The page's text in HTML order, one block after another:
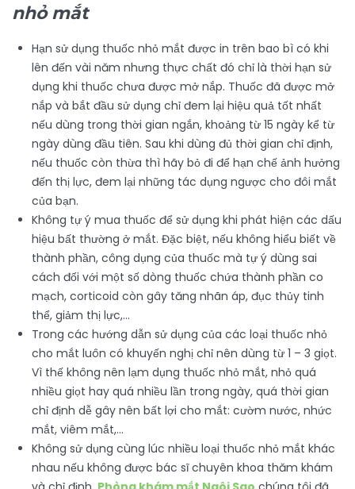
nhỏ mắt
Hạn sử dụng thuốc nhỏ mắt được in trên bao bì có khi
lên đến vài năm nhưng thực chất đó chỉ là thời hạn sử
dụng khi thuốc chưa được mở nắp. Thuốc đã được mở
nắp và bắt đầu sử dụng chỉ đem lại hiệu quả tốt nhất
nếu dùng trong thời gian ngắn, khoảng từ 15 ngày kể từ
ngày dùng đầu tiên. Sau khi dùng đủ thời gian chỉ định,
nếu thuốc còn thừa thì hãy bỏ đi để hạn chế ảnh hưởng
đến thị lực, đem lại những tác dụng ngược cho đôi mắt
của bạn.
Không tự ý mua thuốc để sử dụng khi phát hiện các dấu
hiệu bất thường ở mắt. Đặc biệt, nếu không hiểu biết về
thành phần, công dụng của thuốc mà tự ý dùng sai
cách đối với một số dòng thuốc chứa thành phần co
mạch, corticoid còn gây tăng nhãn áp, đục thủy tinh
thể, giảm thị lực,…
Trong các hướng dẫn sử dụng của các loại thuốc nhỏ
cho mắt luôn có khuyến nghị chỉ nên dùng từ 1 – 3 giọt.
Vì thế không nên lạm dụng thuốc nhỏ mắt, nhỏ quá
nhiều giọt hay quá nhiều lần trong ngày, quá thời gian
chỉ định dễ gây nên bất lợi cho mắt: cườm nước, nhức
mắt, viêm mắt,…
Không sử dụng cùng lúc nhiều loại thuốc nhỏ mắt khác
nhau nếu không được bác sĩ chuyên khoa thăm khám